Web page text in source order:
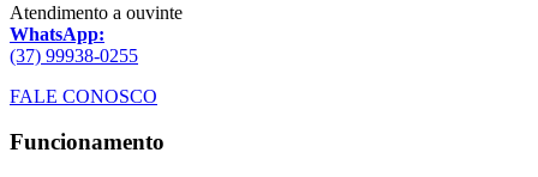
Atendimento a ouvinte
WhatsApp:
(37) 99938-0255
FALE CONOSCO
Funcionamento